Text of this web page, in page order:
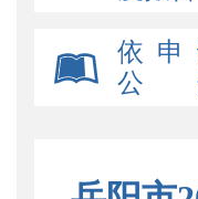
依 申
公